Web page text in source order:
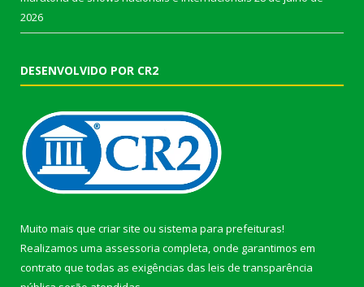
2026
DESENVOLVIDO POR CR2
Muito mais que criar site ou sistema para prefeituras!
Realizamos uma assessoria completa, onde garantimos em
contrato que todas as exigências das leis de transparência